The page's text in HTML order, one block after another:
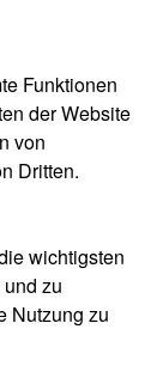
Funktionen
der Website
von
Dritten.
wichtigsten
zu
Nutzung zu